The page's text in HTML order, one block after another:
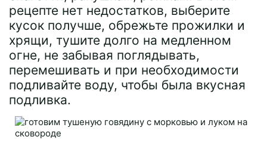
рецепте нет недостатков, выберите
кусок получше, обрежьте прожилки и
хрящи, тушите долго на медленном
огне, не забывая поглядывать,
перемешивать и при необходимости
подливайте воду, чтобы была вкусная
подливка.